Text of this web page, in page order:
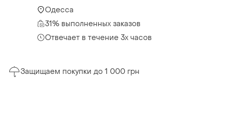
Одесса
31% выполненных заказов
Отвечает в течение 3х часов
Защищаем покупки до 1 000 грн